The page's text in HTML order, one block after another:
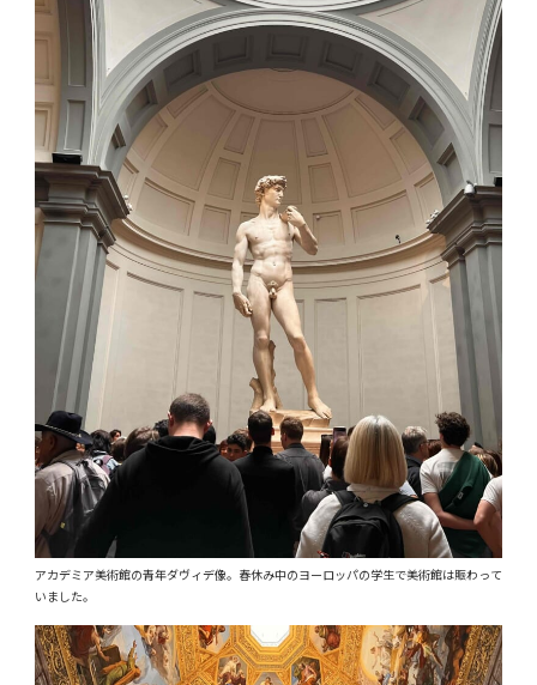
アカデミア美術館の青年ダヴィデ像。春休み中のヨーロッパの学生で美術館は賑わって
いました。